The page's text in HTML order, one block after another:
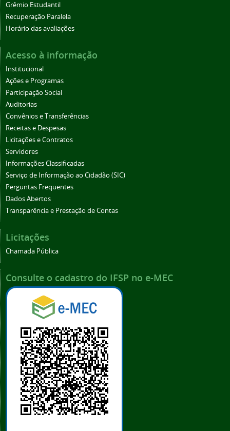
Grêmio Estudantil
Recuperação Paralela
Horário das avaliações
Acesso à informação
Institucional
Ações e Programas
Participação Social
Auditorias
Convênios e Transferências
Receitas e Despesas
Licitações e Contratos
Servidores
Informações Classificadas
Serviço de Informação ao Cidadão (SIC)
Perguntas Frequentes
Dados Abertos
Transparência e Prestação de Contas
Licitações
Chamada Pública
Consulte o cadastro do IFSP no e-MEC